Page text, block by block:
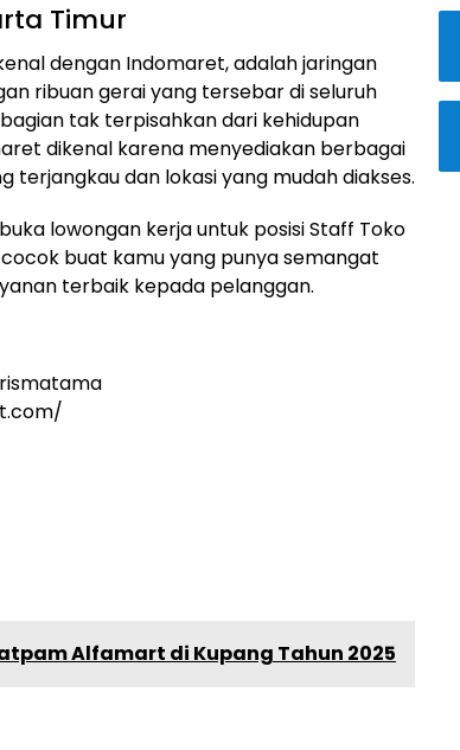
Timur
dengan Indomaret, adalah jaringan
ribuan gerai yang tersebar di seluruh
tak terpisahkan dari kehidupan
dikenal karena menyediakan berbagai
dan lokasi yang mudah diakses.
lowongan kerja untuk posisi Staff Toko
buat kamu yang punya semangat
terbaik kepada pelanggan.
Alfamart di Kupang Tahun 2025